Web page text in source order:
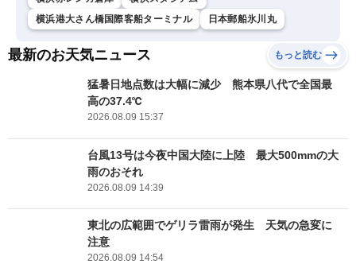
横浜港大さん橋国際客船ターミナル
日本郵船氷川丸
最新のお天気ニュース もっと読む
猛暑日地点数は大幅に減少 熊本県八代で全国最
高の37.4℃
2026.08.09 15:37
台風13号は今夜中国大陸に上陸 最大500mmの大
雨のおそれ
2026.08.09 14:39
東北の広範囲でゲリラ雷雨が発生 天気の急変に
注意
2026.08.09 14:54